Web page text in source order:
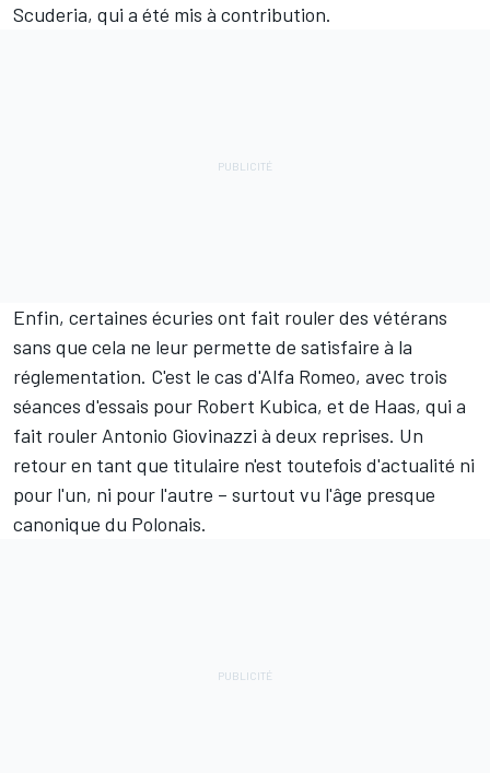
Scuderia, qui a été mis à contribution.
Enfin, certaines écuries ont fait rouler des vétérans
sans que cela ne leur permette de satisfaire à la
réglementation. C'est le cas d'Alfa Romeo, avec trois
séances d'essais pour Robert Kubica, et de Haas, qui a
fait rouler Antonio Giovinazzi à deux reprises. Un
retour en tant que titulaire n'est toutefois d'actualité ni
pour l'un, ni pour l'autre – surtout vu l'âge presque
canonique du Polonais.